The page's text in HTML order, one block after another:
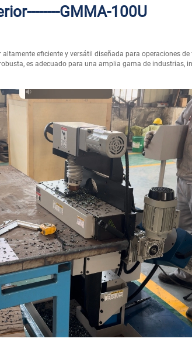
GMMA-100U
eficiente y versátil diseñada para operaciones
es adecuado para una amplia gama de industrias,